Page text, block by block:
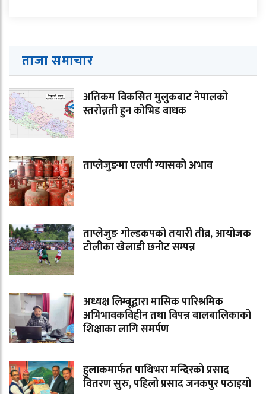
ताजा समाचार
अतिकम विकसित मुलुकबाट नेपालको
स्तरोन्नती हुन कोभिड बाधक
ताप्लेजुङमा एलपी ग्यासको अभाव
ताप्लेजुङ गोल्डकपको तयारी तीव्र, आयोजक
टोलीका खेलाडी छनोट सम्पन्न
अध्यक्ष लिम्बूद्वारा मासिक पारिश्रमिक
अभिभावकविहीन तथा विपन्न बालबालिकाको
शिक्षाका लागि समर्पण
हुलाकमार्फत पाथिभरा मन्दिरको प्रसाद
वितरण सुरु, पहिलो प्रसाद जनकपुर पठाइयो